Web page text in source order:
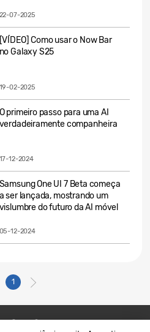
22-07-2025
[VÍDEO] Como usar o Now Bar
no Galaxy S25
19-02-2025
O primeiro passo para uma AI
verdadeiramente companheira
17-12-2024
Samsung One UI 7 Beta começa
a ser lançada, mostrando um
vislumbre do futuro da AI móvel
05-12-2024
1